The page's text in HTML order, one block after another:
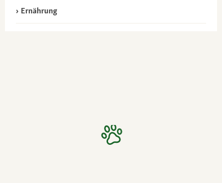
Ernährung